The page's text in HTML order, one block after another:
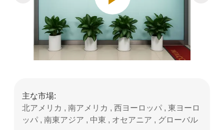
主な市場:
北アメリカ , 南アメリカ , 西ヨーロッパ , 東ヨーロ
ッパ , 南東アジア , 中東 , オセアニア , グローバル